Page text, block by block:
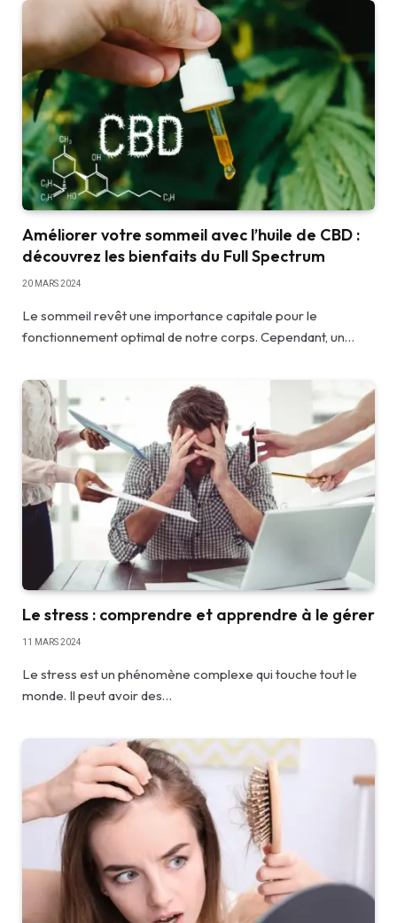
Améliorer votre sommeil avec l’huile de CBD :
découvrez les bienfaits du Full Spectrum
20 MARS 2024
Le sommeil revêt une importance capitale pour le
fonctionnement optimal de notre corps. Cependant, un…
Le stress : comprendre et apprendre à le gérer
11 MARS 2024
Le stress est un phénomène complexe qui touche tout le
monde. Il peut avoir des…